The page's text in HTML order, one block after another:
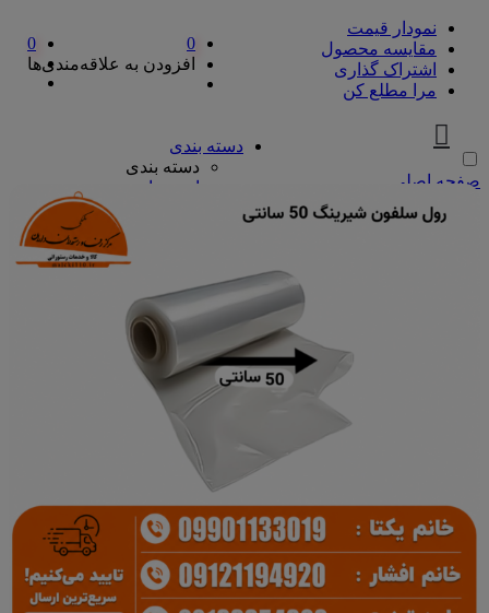
نمودار قیمت
مقایسه محصول
اشتراک گذاری
مرا مطلع کن
صفحه اصلی
0
افزودن به علاقه‌مندی‌ها
0
دسته بندی
دسته بندی
ادویه‌جات
ادویه‌جات
آویشن
ادویه مخلوط
دارچین
سماق
فلفل
پیازها
پوره پیاز
سرکه و آبلیمو
آب نارنج
آبلیمو
سرکه
سس، رب و زیتون
سس، رب و زیتون